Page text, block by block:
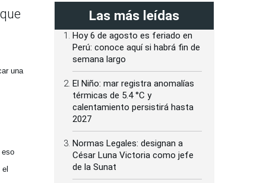
una
eso
Las más leídas
Hoy 6 de agosto es feriado en
Perú: conoce aquí si habrá fin de
semana largo
El Niño: mar registra anomalías
térmicas de 5.4 °C y
calentamiento persistirá hasta
2027
Normas Legales: designan a
César Luna Victoria como jefe
de la Sunat